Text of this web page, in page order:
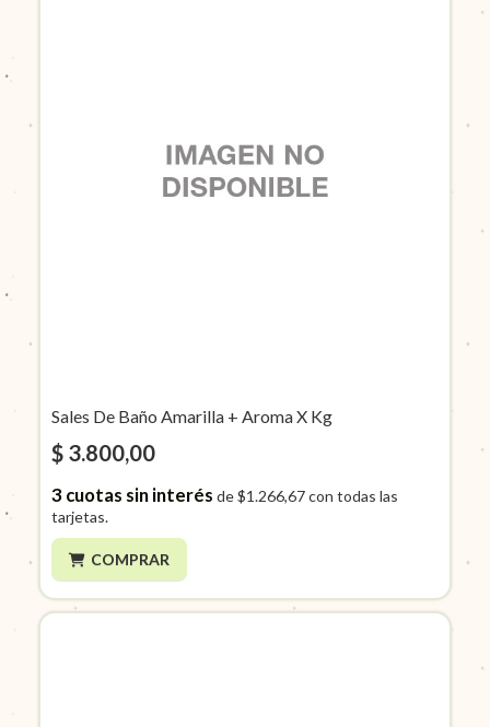
Sales De Baño Amarilla + Aroma X Kg
$ 3.800,00
3cuotas sin interés de$1.266,67con todas las
tarjetas.
COMPRAR